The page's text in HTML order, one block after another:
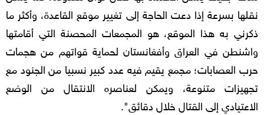
نقلها بسرعة إذا دعت الحاجة إلى تغيير موقع القاعدة، وأكثر ما
ذكرني به هذا الموقع، هو المجمعات المحصنة التي أقامتها
واشنطن في العراق وأفغانستان لحماية قواتهم من هجمات
حرب العصابات؛ مجمع يقيم فيه عدد كبير نسبيا من الجنود مع
تجهيزات متنوعة، ويمكن لعناصره الانتقال من الوضع
الاعتيادي إلى القتال خلال دقائق".